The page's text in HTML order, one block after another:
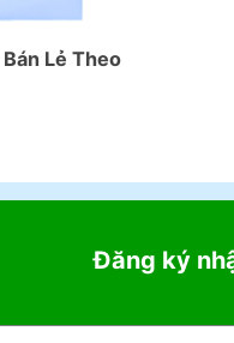
Lẻ Theo
Đăng ký